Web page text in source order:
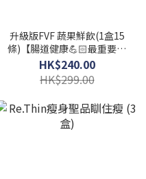
升級版FVF 蔬果鮮飲(1盒15
條)【腸道健康💪🏻最重要就
係天然🥝🍋】
HK$240.00
HK$299.00